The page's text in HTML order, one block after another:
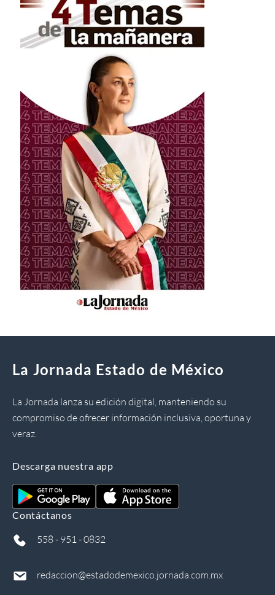
La Jornada Estado de México
La Jornada lanza su edición digital, manteniendo su
compromiso de ofrecer información inclusiva, oportuna y
veraz.
Descarga nuestra app
Contáctanos
558 - 951 - 0832
redaccion@estadodemexico.jornada.com.mx